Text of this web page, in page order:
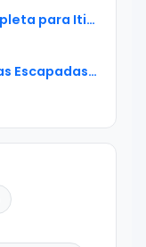
Tours Combinados: Guía Completa para Itinerarios Multi-País Sin Fricción
Estancias Urbanas: El Arte de las Escapadas Perfectas de 2-5 Días